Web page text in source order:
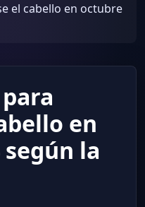
el cabello en octubre
en
la